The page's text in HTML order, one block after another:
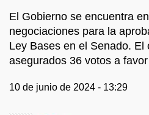
El Gobierno se encuentra
negociaciones para la
Ley Bases en el Senado. El
asegurados 36 votos a
10 de junio de 2024 - 13:29